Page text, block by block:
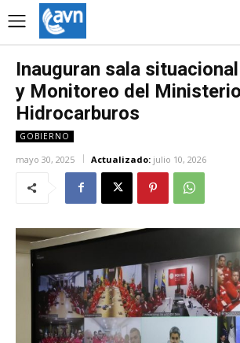
Inauguran sala
y Monitoreo del
Hidrocarburos
GOBIERNO
mayo 30, 2025 Actualizado: julio 10, 2026